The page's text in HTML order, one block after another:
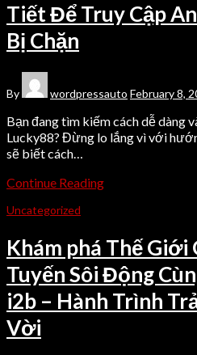
Tiết Để Truy Cập
Bị Chặn
By wordpressauto February 8,
Bạn đang tìm kiếm cách dễ dàng
Lucky88? Đừng lo lắng vì với
sẽ biết cách…
Continue Reading
Uncategorized
Khám phá Thế Giới
Tuyến Sôi Động
i2b – Hành Trình
Vời